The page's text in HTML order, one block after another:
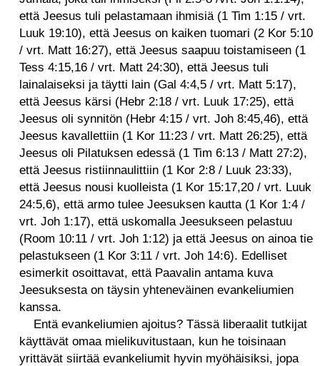
että Jeesus tuli pelastamaan ihmisiä (1 Tim 1:15 / vrt.
Luuk 19:10), että Jeesus on kaiken tuomari (2 Kor 5:10
/ vrt. Matt 16:27), että Jeesus saapuu toistamiseen (1
Tess 4:15,16 / vrt. Matt 24:30), että Jeesus tuli
lainalaiseksi ja täytti lain (Gal 4:4,5 / vrt. Matt 5:17),
että Jeesus kärsi (Hebr 2:18 / vrt. Luuk 17:25), että
Jeesus oli synnitön (Hebr 4:15 / vrt. Joh 8:45,46), että
Jeesus kavallettiin (1 Kor 11:23 / vrt. Matt 26:25), että
Jeesus oli Pilatuksen edessä (1 Tim 6:13 / Matt 27:2),
että Jeesus ristiinnaulittiin (1 Kor 2:8 / Luuk 23:33),
että Jeesus nousi kuolleista (1 Kor 15:17,20 / vrt. Luuk
24:5,6), että armo tulee Jeesuksen kautta (1 Kor 1:4 /
vrt. Joh 1:17), että uskomalla Jeesukseen pelastuu
(Room 10:11 / vrt. Joh 1:12) ja että Jeesus on ainoa tie
pelastukseen (1 Kor 3:11 / vrt. Joh 14:6). Edelliset
esimerkit osoittavat, että Paavalin antama kuva
Jeesuksesta on täysin yhteneväinen evankeliumien
kanssa.
Entä evankeliumien ajoitus? Tässä liberaalit tutkijat
käyttävät omaa mielikuvitustaan, kun he toisinaan
yrittävät siirtää evankeliumit hyvin myöhäisiksi, jopa